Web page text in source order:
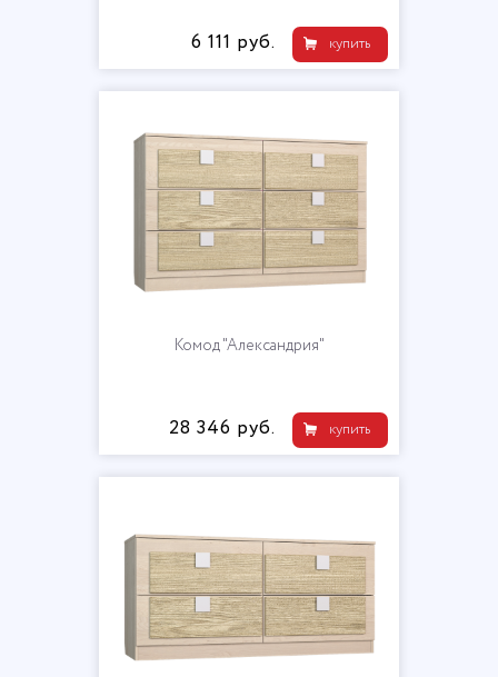
купить
6 111 руб.
Комод "Александрия"
купить
28 346 руб.